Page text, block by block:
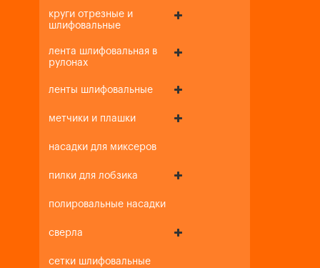
круги отрезные и
шлифовальные
лента шлифовальная в
рулонах
ленты шлифовальные
метчики и плашки
насадки для миксеров
пилки для лобзика
полировальные насадки
сверла
сетки шлифовальные